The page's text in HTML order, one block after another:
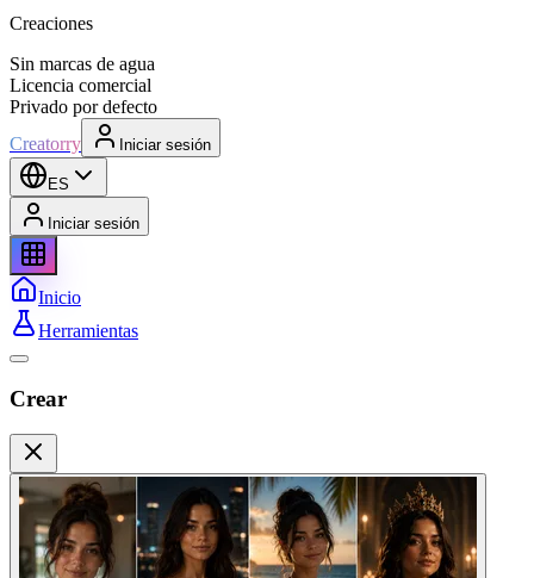
Creaciones
Sin marcas de agua
Licencia comercial
Privado por defecto
Creatorry
Iniciar sesión
ES
Iniciar sesión
Inicio
Herramientas
Crear